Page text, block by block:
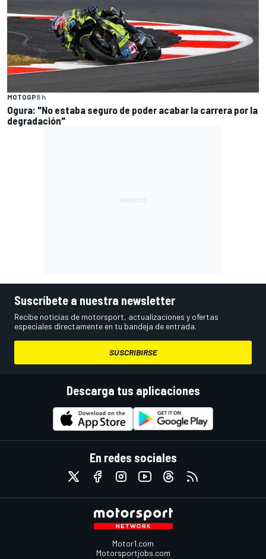
MOTOGP8 h
Ogura: "No estaba seguro de poder acabar la carrera por la
degradación"
Suscríbete a nuestra newsletter
Recibe noticias de motorsport, actualizaciones y ofertas
especiales directamente en tu bandeja de entrada.
SUSCRIBIRSE
Descarga tus aplicaciones
En redes sociales
Motor1.com
Motorsportjobs.com